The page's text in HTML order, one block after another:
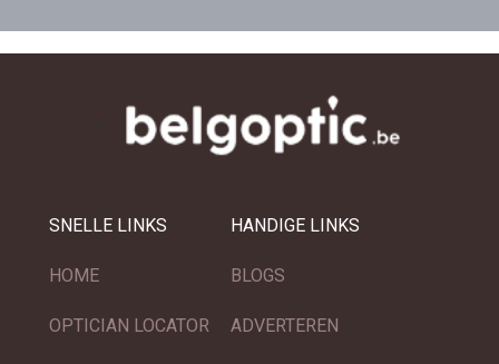
SNELLE LINKS
HOME
OPTICIAN LOCATOR
HANDIGE LINKS
BLOGS
ADVERTEREN